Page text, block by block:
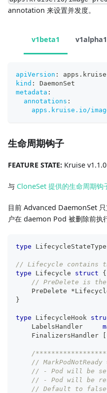
annotation 来设置并发度。
v1beta1 v1alpha1
apiVersion :
kind :
DaemonSet
metadata :
annotations :
apps.kruise.io/
生命周期钩子
FEATURE STATE: Kruise v1.1.0
与 CloneSet 提供的生命周期钩
目前 Advanced DaemonSet
户在 daemon Pod 被删除前执
type LifecycleStateType
// Lifecycle contains
type Lifecycle struct
{
// PreDelete is the
    PreDelete
*
}
type LifecycleHook
    LabelsHandler
    FinalizersHandler
[
/
//
// - Pod will be set
// - Pod will be
// Default to